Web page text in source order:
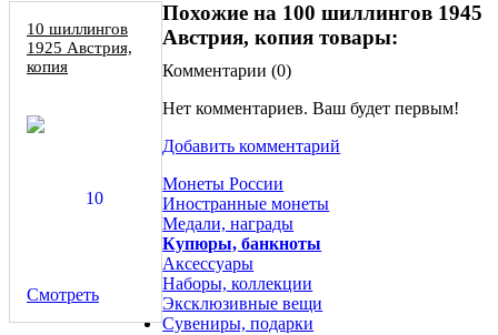
10 шиллингов
1925 Австрия,
копия
Смотреть
Похожие на 100 шиллингов 1945
Австрия, копия товары:
Комментарии (0)
Нет комментариев. Ваш будет первым!
Добавить комментарий
Монеты России
Иностранные монеты
Медали, награды
Купюры, банкноты
Аксессуары
Наборы, коллекции
Эксклюзивные вещи
Сувениры, подарки